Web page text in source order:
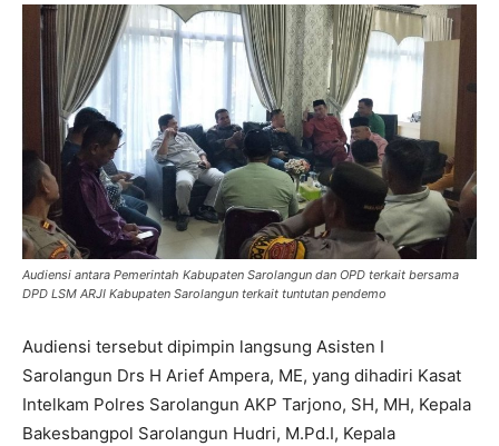
Audiensi antara Pemerintah Kabupaten Sarolangun dan OPD terkait bersama
DPD LSM ARJI Kabupaten Sarolangun terkait tuntutan pendemo
Audiensi tersebut dipimpin langsung Asisten I
Sarolangun Drs H Arief Ampera, ME, yang dihadiri Kasat
Intelkam Polres Sarolangun AKP Tarjono, SH, MH, Kepala
Bakesbangpol Sarolangun Hudri, M.Pd.I, Kepala